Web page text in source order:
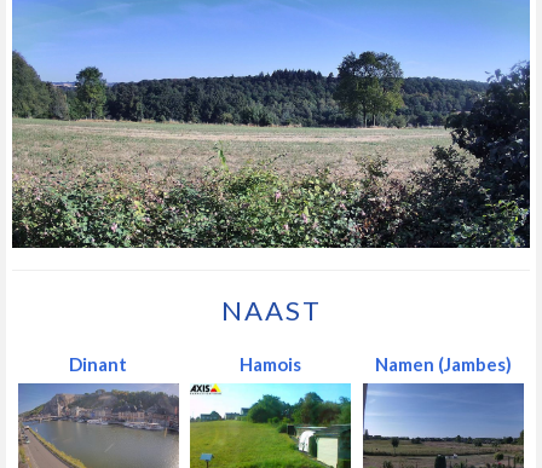
NAAST
Dinant Hamois Namen (Jambes)